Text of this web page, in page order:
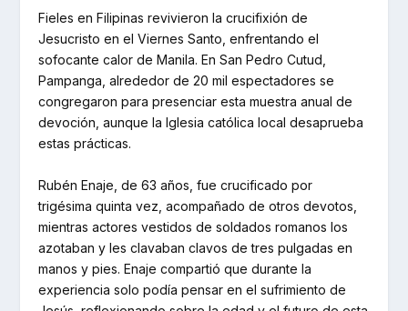
Fieles en Filipinas revivieron la crucifixión de
Jesucristo en el Viernes Santo, enfrentando el
sofocante calor de Manila. En San Pedro Cutud,
Pampanga, alrededor de 20 mil espectadores se
congregaron para presenciar esta muestra anual de
devoción, aunque la Iglesia católica local desaprueba
estas prácticas.
Rubén Enaje, de 63 años, fue crucificado por
trigésima quinta vez, acompañado de otros devotos,
mientras actores vestidos de soldados romanos los
azotaban y les clavaban clavos de tres pulgadas en
manos y pies. Enaje compartió que durante la
experiencia solo podía pensar en el sufrimiento de